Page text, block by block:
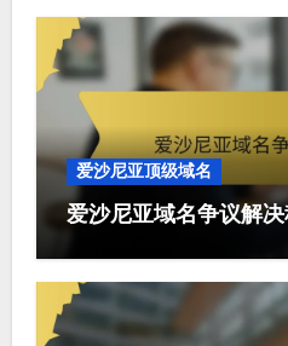
爱沙尼亚顶级域名
爱沙尼亚域名争议解